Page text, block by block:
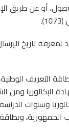
أو عن طريق
تاريخ
التعريف
من شهادة البكالوريا
وسنوات
تراب الجمهورية،